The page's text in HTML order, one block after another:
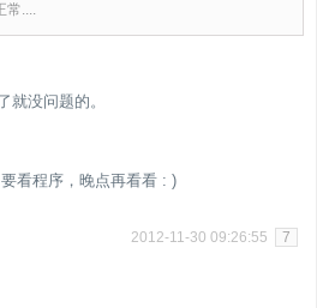
常....
就没问题的。
看程序，晚点再看看 : )
2012-11-30 09:26:55 7